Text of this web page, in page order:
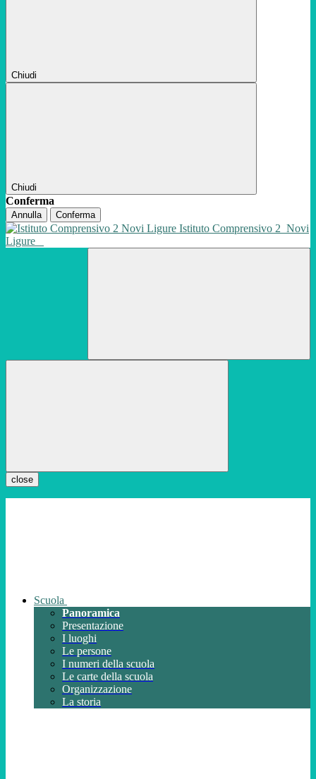
Chiudi
Chiudi
Conferma
Annulla Conferma
Istituto Comprensivo 2 Novi
Ligure
close
Scuola
Panoramica
Presentazione
I luoghi
Le persone
I numeri della scuola
Le carte della scuola
Organizzazione
La storia